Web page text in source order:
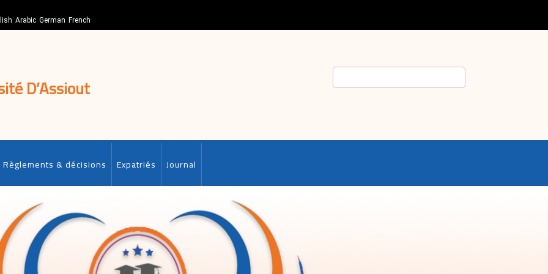
Arabic German French
D’Assiout
Règlements & décisions Expatriés Journal